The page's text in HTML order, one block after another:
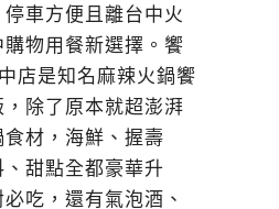
車方便且離台中火
物用餐新選擇。饗
店是知名麻辣火鍋饗
除了原本就超澎湃
材，海鮮、握壽
甜點全都豪華升
吃，還有氣泡酒、